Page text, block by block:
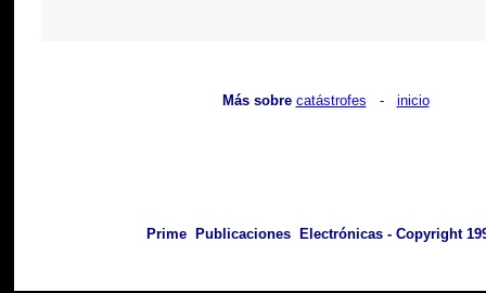
Más sobre catástrofes - inicio
Prime Publicaciones Electrónicas - Copyright